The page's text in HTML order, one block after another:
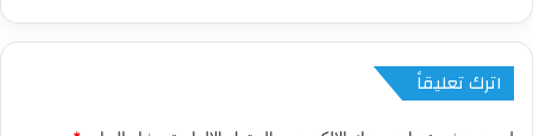
اترك تعليقاً